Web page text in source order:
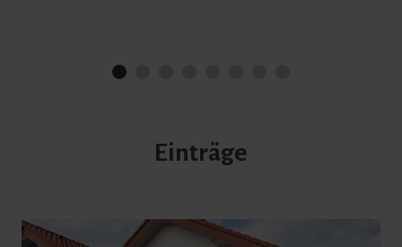
Einträge